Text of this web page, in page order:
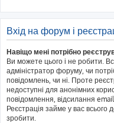
Вхід на форум і
Навіщо мені потрібно
Ви можете цього і не робити.
адміністратор форуму, чи
повідомлень, чи ні. Проте
недоступні для анонімних
повідомлення, відсилання
Реєстрація займе у вас всього
зробити.